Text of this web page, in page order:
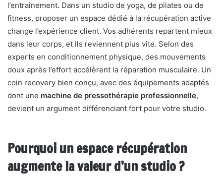
l’entraînement. Dans un studio de yoga, de pilates ou de
fitness, proposer un espace dédié à la récupération active
change l’expérience client. Vos adhérents repartent mieux
dans leur corps, et ils reviennent plus vite. Selon des
experts en conditionnement physique, des mouvements
doux après l’effort accélèrent la réparation musculaire. Un
coin recovery bien conçu, avec des équipements adaptés
dont une machine de pressothérapie professionnelle,
devient un argument différenciant fort pour votre studio.
Pourquoi un espace récupération
augmente la valeur d’un studio ?